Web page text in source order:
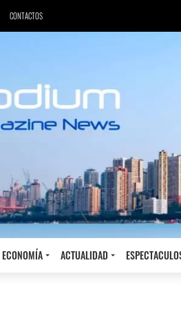
CONTACTOS
ECONOMÍA ACTUALIDAD